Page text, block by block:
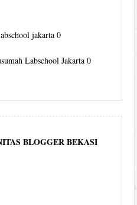
jakarta 0
Labschool Jakarta 0
BLOGGER BEKASI